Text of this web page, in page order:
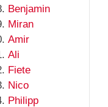
Benjamin
Miran
Amir
Ali
Fiete
Nico
Philipp